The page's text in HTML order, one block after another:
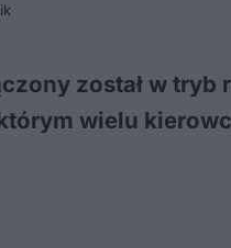
został w
wielu